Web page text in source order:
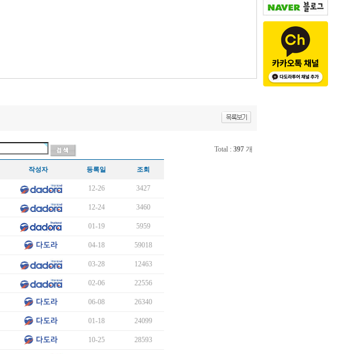
Total : 397 개
작성자 등록일 조회
12-26 3427
12-24 3460
01-19 5959
04-18 59018
03-28 12463
02-06 22556
06-08 26340
01-18 24099
10-25 28593